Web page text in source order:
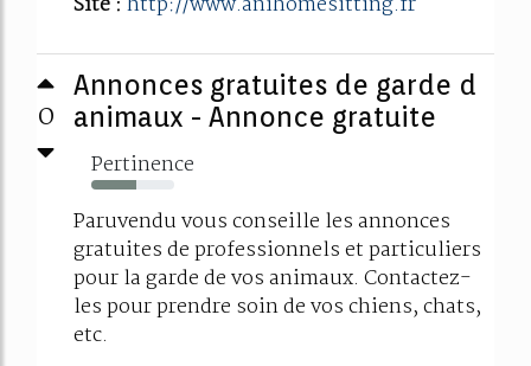
0
Annonces gratuites de garde d
animaux - Annonce gratuite
Pertinence
54%
Paruvendu vous conseille les annonces
gratuites de professionnels et particuliers
pour la garde de vos animaux. Contactez-
les pour prendre soin de vos chiens, chats,
etc.